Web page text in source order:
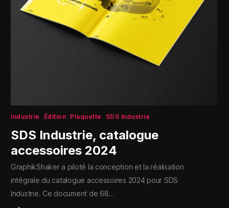
Industrie Édition Plaquette SDS Industrie
SDS Industrie, catalogue
accessoires 2024
GraphikShaker a piloté la conception et la réalisation
intégrale du catalogue accessoires 2024 pour SDS
Industrie. Ce document de 68…